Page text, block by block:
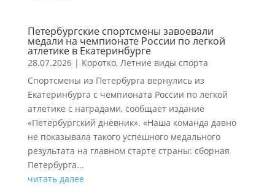
Петербургские спортсмены завоевали
медали на чемпионате России по легкой
атлетике в Екатеринбурге
28.07.2026| Коротко, Летние виды спорта
Спортсмены из Петербурга вернулись из
Екатеринбурга с чемпионата России по легкой
атлетике с наградами, сообщает издание
«Петербургский дневник». «Наша команда давно
не показывала такого успешного медального
результата на главном старте страны: сборная
Петербурга...
читать далее